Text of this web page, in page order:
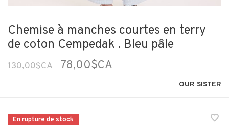
Chemise à manches courtes en terry
de coton Cempedak . Bleu pâle
130,00$CA 78,00$CA
OUR SISTER
En rupture de stock